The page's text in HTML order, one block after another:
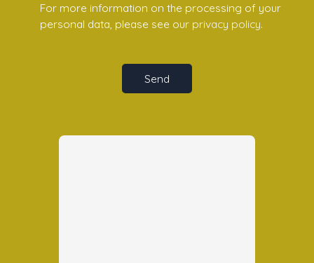
For more information on the processing of your
personal data, please see our privacy policy.
Send